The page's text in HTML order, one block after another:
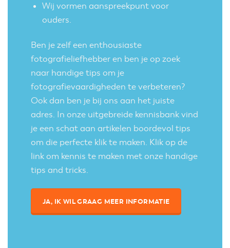
Wij vormen aanspreekpunt voor
ouders.
Ben je zelf een enthousiaste
fotografieliefhebber en ben je op zoek
naar handige tips om je
fotografievaardigheden te verbeteren?
Ook dan ben je bij ons aan het juiste
adres. In onze uitgebreide kennisbank vind
je een schat aan artikelen boordevol tips
om die perfecte klik te maken. Klik op de
link om kennis te maken met onze handige
tips and tricks.
JA, IK WIL GRAAG MEER INFORMATIE